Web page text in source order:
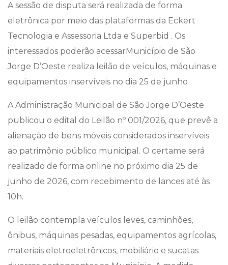
A sessão de disputa será realizada de forma
eletrônica por meio das plataformas da Eckert
Tecnologia e Assessoria Ltda e Superbid . Os
interessados poderão acessarMunicípio de São
Jorge D’Oeste realiza leilão de veículos, máquinas e
equipamentos inservíveis no dia 25 de junho
A Administração Municipal de São Jorge D’Oeste
publicou o edital do Leilão nº 001/2026, que prevê a
alienação de bens móveis considerados inservíveis
ao patrimônio público municipal. O certame será
realizado de forma online no próximo dia 25 de
junho de 2026, com recebimento de lances até às
10h.
O leilão contempla veículos leves, caminhões,
ônibus, máquinas pesadas, equipamentos agrícolas,
materiais eletroeletrônicos, mobiliário e sucatas